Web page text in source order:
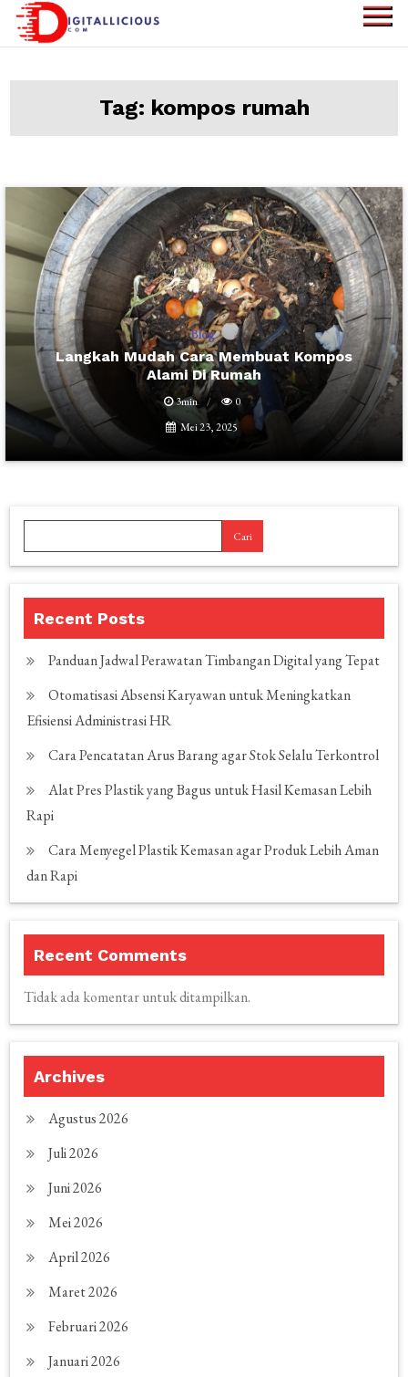
Skip
Information
Tag: kompos rumah
Blog
Langkah Mudah Cara Membuat Kompos
Alami Di Rumah
3min
0
Mei 23, 2025
Cari
Recent Posts
Panduan Jadwal Perawatan Timbangan Digital yang Tepat
Otomatisasi Absensi Karyawan untuk Meningkatkan
Efisiensi Administrasi HR
Cara Pencatatan Arus Barang agar Stok Selalu Terkontrol
Alat Pres Plastik yang Bagus untuk Hasil Kemasan Lebih
Rapi
Cara Menyegel Plastik Kemasan agar Produk Lebih Aman
dan Rapi
Recent Comments
Tidak ada komentar untuk ditampilkan.
Archives
Agustus 2026
Juli 2026
Juni 2026
Mei 2026
April 2026
Maret 2026
Februari 2026
Januari 2026